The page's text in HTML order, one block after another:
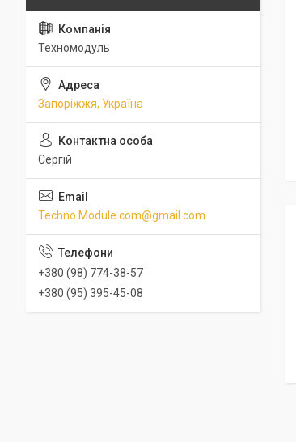
Техномодуль
Запоріжжя, Україна
Сергій
Techno.Module.com@gmail.com
+380 (98) 774-38-57
+380 (95) 395-45-08